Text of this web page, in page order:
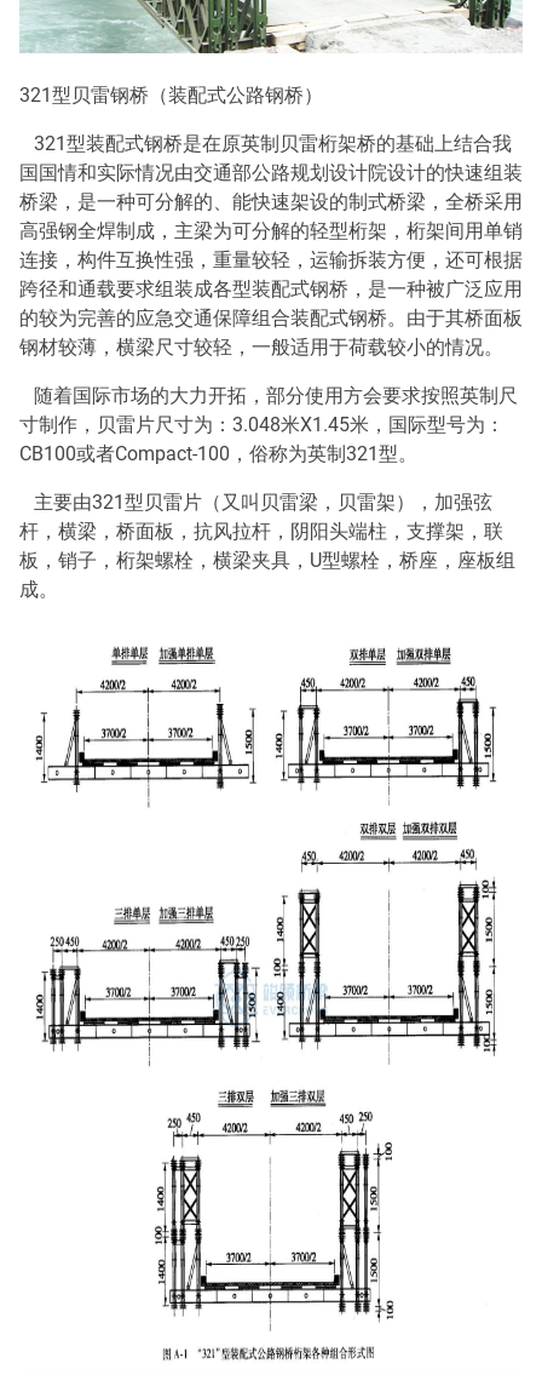
321型贝雷钢桥（装配式公路钢桥）
321型装配式钢桥是在原英制贝雷桁架桥的基础上结合我
国国情和实际情况由交通部公路规划设计院设计的快速组装
桥梁，是一种可分解的、能快速架设的制式桥梁，全桥采用
高强钢全焊制成，主梁为可分解的轻型桁架，桁架间用单销
连接，构件互换性强，重量较轻，运输拆装方便，还可根据
跨径和通载要求组装成各型装配式钢桥，是一种被广泛应用
的较为完善的应急交通保障组合装配式钢桥。由于其桥面板
钢材较薄，横梁尺寸较轻，一般适用于荷载较小的情况。
随着国际市场的大力开拓，部分使用方会要求按照英制尺
寸制作，贝雷片尺寸为：3.048米X1.45米，国际型号为：
CB100或者Compact-100，俗称为英制321型。
主要由321型贝雷片（又叫贝雷梁，贝雷架），加强弦
杆，横梁，桥面板，抗风拉杆，阴阳头端柱，支撑架，联
板，销子，桁架螺栓，横梁夹具，U型螺栓，桥座，座板组
成。